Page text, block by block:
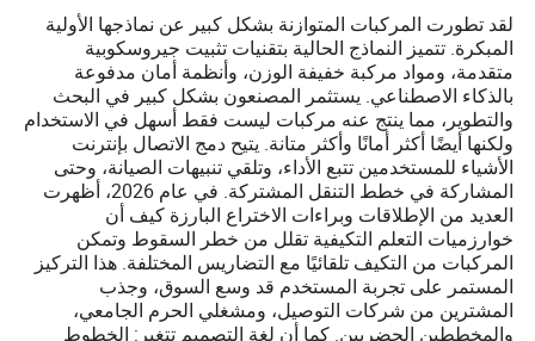
لقد تطورت المركبات المتوازنة بشكل كبير عن نماذجها الأولية
المبكرة. تتميز النماذج الحالية بتقنيات تثبيت جيروسكوبية
متقدمة، ومواد مركبة خفيفة الوزن، وأنظمة أمان مدفوعة
بالذكاء الاصطناعي. يستثمر المصنعون بشكل كبير في البحث
والتطوير، مما ينتج عنه مركبات ليست فقط أسهل في الاستخدام
ولكنها أيضًا أكثر أمانًا وأكثر متانة. يتيح دمج الاتصال بإنترنت
الأشياء للمستخدمين تتبع الأداء، وتلقي تنبيهات الصيانة، وحتى
المشاركة في خطط التنقل المشتركة. في عام 2026، أظهرت
العديد من الإطلاقات وبراءات الاختراع البارزة كيف أن
خوارزميات التعلم التكيفية تقلل من خطر السقوط وتمكن
المركبات من التكيف تلقائيًا مع التضاريس المختلفة. هذا التركيز
المستمر على تجربة المستخدم قد وسع السوق، وجذب
المشترين من شركات التوصيل، ومشغلي الحرم الجامعي،
والمخططين الحضريين. كما أن لغة التصميم تتغير: الخطوط